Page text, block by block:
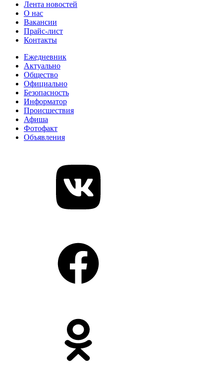
Лента новостей
О нас
Вакансии
Прайс-лист
Контакты
Ежедневник
Актуально
Общество
Официально
Безопасность
Информатор
Происшествия
Афиша
Фотофакт
Объявления